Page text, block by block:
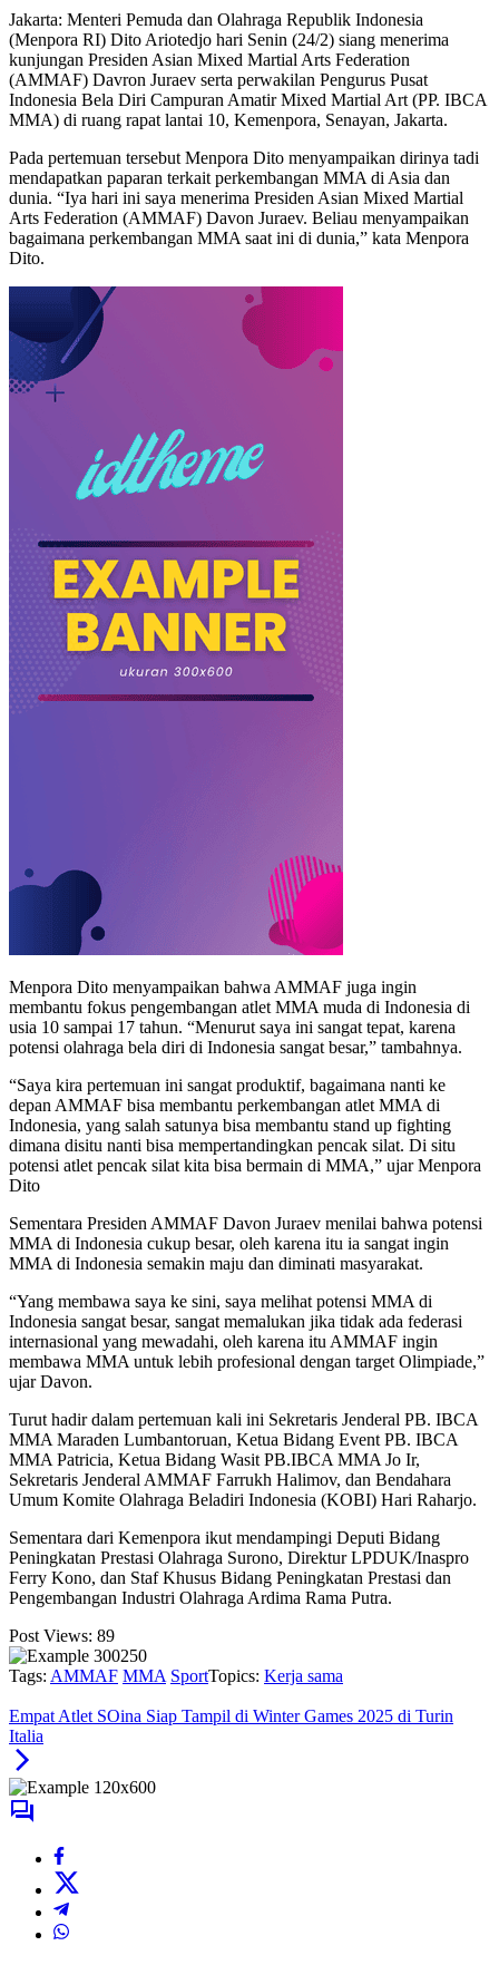
Jakarta: Menteri Pemuda dan Olahraga Republik Indonesia
(Menpora RI) Dito Ariotedjo hari Senin (24/2) siang menerima
kunjungan Presiden Asian Mixed Martial Arts Federation
(AMMAF) Davron Juraev serta perwakilan Pengurus Pusat
Indonesia Bela Diri Campuran Amatir Mixed Martial Art (PP. IBCA
MMA) di ruang rapat lantai 10, Kemenpora, Senayan, Jakarta.
Pada pertemuan tersebut Menpora Dito menyampaikan dirinya tadi
mendapatkan paparan terkait perkembangan MMA di Asia dan
dunia. “Iya hari ini saya menerima Presiden Asian Mixed Martial
Arts Federation (AMMAF) Davon Juraev. Beliau menyampaikan
bagaimana perkembangan MMA saat ini di dunia,” kata Menpora
Dito.
Menpora Dito menyampaikan bahwa AMMAF juga ingin
membantu fokus pengembangan atlet MMA muda di Indonesia di
usia 10 sampai 17 tahun. “Menurut saya ini sangat tepat, karena
potensi olahraga bela diri di Indonesia sangat besar,” tambahnya.
“Saya kira pertemuan ini sangat produktif, bagaimana nanti ke
depan AMMAF bisa membantu perkembangan atlet MMA di
Indonesia, yang salah satunya bisa membantu stand up fighting
dimana disitu nanti bisa mempertandingkan pencak silat. Di situ
potensi atlet pencak silat kita bisa bermain di MMA,” ujar Menpora
Dito
Sementara Presiden AMMAF Davon Juraev menilai bahwa potensi
MMA di Indonesia cukup besar, oleh karena itu ia sangat ingin
MMA di Indonesia semakin maju dan diminati masyarakat.
“Yang membawa saya ke sini, saya melihat potensi MMA di
Indonesia sangat besar, sangat memalukan jika tidak ada federasi
internasional yang mewadahi, oleh karena itu AMMAF ingin
membawa MMA untuk lebih profesional dengan target Olimpiade,”
ujar Davon.
Turut hadir dalam pertemuan kali ini Sekretaris Jenderal PB. IBCA
MMA Maraden Lumbantoruan, Ketua Bidang Event PB. IBCA
MMA Patricia, Ketua Bidang Wasit PB.IBCA MMA Jo Ir,
Sekretaris Jenderal AMMAF Farrukh Halimov, dan Bendahara
Umum Komite Olahraga Beladiri Indonesia (KOBI) Hari Raharjo.
Sementara dari Kemenpora ikut mendampingi Deputi Bidang
Peningkatan Prestasi Olahraga Surono, Direktur LPDUK/Inaspro
Ferry Kono, dan Staf Khusus Bidang Peningkatan Prestasi dan
Pengembangan Industri Olahraga Ardima Rama Putra.
Post Views: 89
Tags: AMMAF MMA SportTopics: Kerja sama
Empat Atlet SOina Siap Tampil di Winter Games 2025 di Turin
Italia